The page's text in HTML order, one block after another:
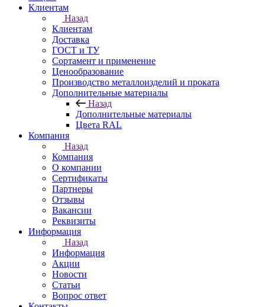
Клиентам
Назад
Клиентам
Доставка
ГОСТ и ТУ
Сортамент и применение
Ценообразование
Производство металлоизделий и проката
Дополнительные материалы
Назад
Дополнительные материалы
Цвета RAL
Компания
Назад
Компания
О компании
Сертификаты
Партнеры
Отзывы
Вакансии
Реквизиты
Информация
Назад
Информация
Акции
Новости
Статьи
Вопрос ответ